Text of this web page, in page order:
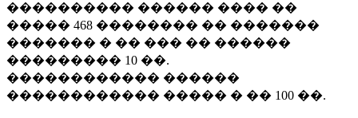
���������� ������ ���� ��
����� 468 �������� �� �������
������� � �� ��� �� ������
��������� 10 ��.
������������ ������
������������ ����� � �� 100 ��.